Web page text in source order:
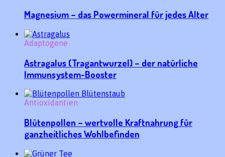
Magnesium – das Powermineral für jedes Alter
Adaptogene
Astragalus (Tragantwurzel) – der natürliche
Immunsystem-Booster
Antioxidantien
Blütenpollen – wertvolle Kraftnahrung für
ganzheitliches Wohlbefinden